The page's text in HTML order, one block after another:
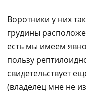
Воротники у них
грудины
есть мы имеем
пользу
свидетельствует
(владелец мне не